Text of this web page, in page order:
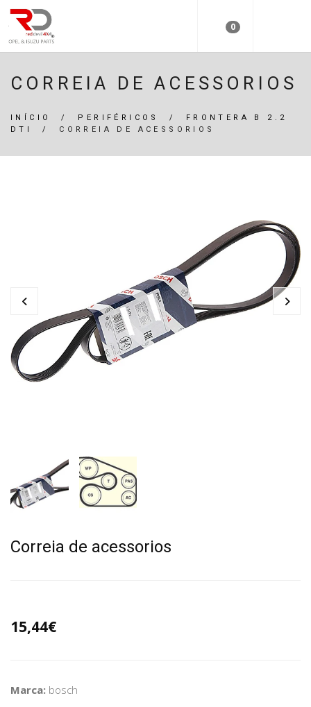
0
CORREIA DE ACESSORIOS
INÍCIO / PERIFÉRICOS / FRONTERA B 2.2
DTI
/ CORREIA DE ACESSORIOS
Correia de acessorios
15,44€
Marca: bosch